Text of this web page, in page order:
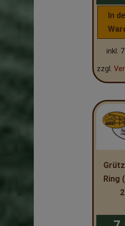
In
inkl.
zzgl.
Ring